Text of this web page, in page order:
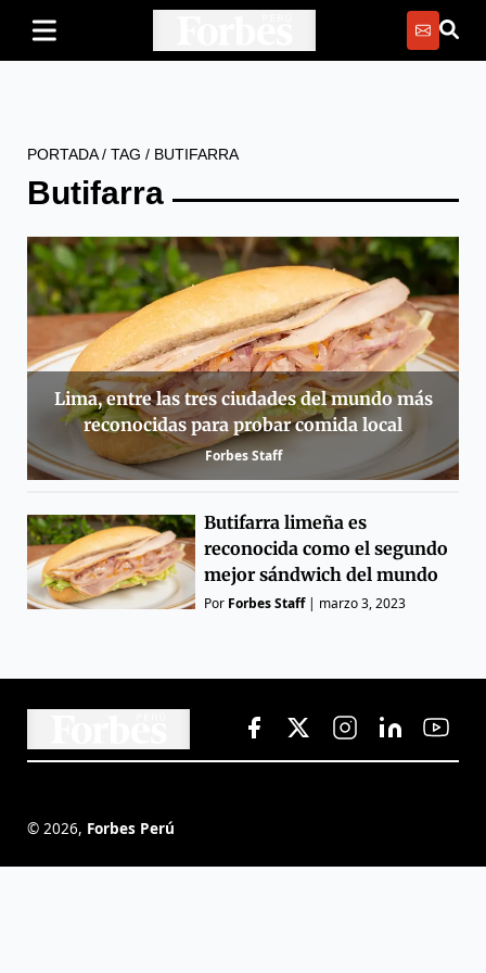
PORTADA/ TAG / BUTIFARRA
Butifarra
Lima, entre las tres ciudades del mundo más
reconocidas para probar comida local
Forbes Staff
Butifarra limeña es
reconocida como el segundo
mejor sándwich del mundo
Por Forbes Staff| marzo 3, 2023
© 2026, Forbes Perú